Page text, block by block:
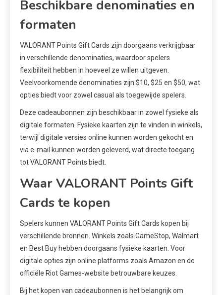
Beschikbare denominaties en
formaten
VALORANT Points Gift Cards zijn doorgaans verkrijgbaar
in verschillende denominaties, waardoor spelers
flexibiliteit hebben in hoeveel ze willen uitgeven.
Veelvoorkomende denominaties zijn $10, $25 en $50, wat
opties biedt voor zowel casual als toegewijde spelers.
Deze cadeaubonnen zijn beschikbaar in zowel fysieke als
digitale formaten. Fysieke kaarten zijn te vinden in winkels,
terwijl digitale versies online kunnen worden gekocht en
via e-mail kunnen worden geleverd, wat directe toegang
tot VALORANT Points biedt.
Waar VALORANT Points Gift
Cards te kopen
Spelers kunnen VALORANT Points Gift Cards kopen bij
verschillende bronnen. Winkels zoals GameStop, Walmart
en Best Buy hebben doorgaans fysieke kaarten. Voor
digitale opties zijn online platforms zoals Amazon en de
officiële Riot Games-website betrouwbare keuzes.
Bij het kopen van cadeaubonnen is het belangrijk om